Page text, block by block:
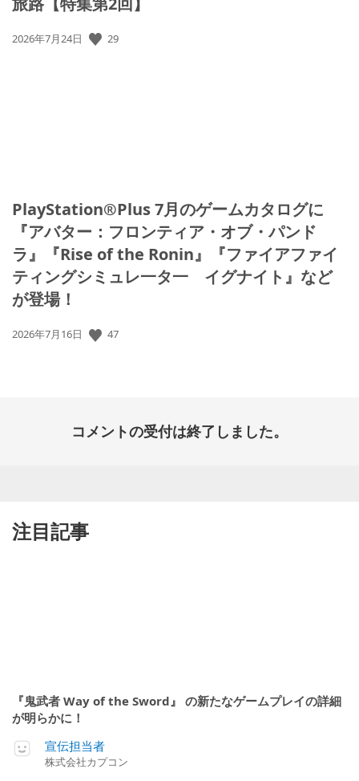
公
2026年7月24日 29
PlayStation®Plus 7月のゲームカタログに
『アバター：フロンティア・オブ・パンド
ラ』『Rise of the Ronin』『ファイアファイ
ティングシミュレ一タ一 イグナイト』など
が登場！
公
2026年7月16日 47
コメントの受付は終了しました。
注目記事
『鬼武者 Way of the Sword』 の新たなゲームプレイの詳細
が明らかに！
宣伝担当者
株式会社カプコン